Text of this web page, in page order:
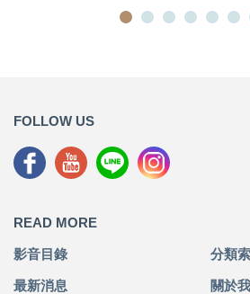
FOLLOW US
READ MORE
影音目錄 分類索
最新消息 關於